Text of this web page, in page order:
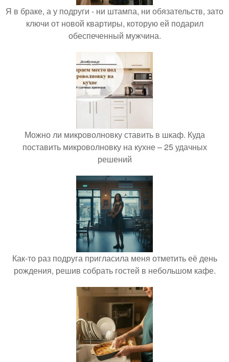
Я в браке, а у подруги - ни штампа, ни обязательств, зато
ключи от новой квартиры, которую ей подарил
обеспеченный мужчина.
Можно ли микроволновку ставить в шкаф. Куда
поставить микроволновку на кухне – 25 удачных
решений
Как-то раз подруга пригласила меня отметить её день
рождения, решив собрать гостей в небольшом кафе.